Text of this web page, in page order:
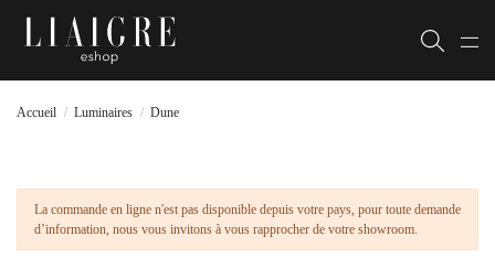
Accueil Luminaires Dune
La commande en ligne n'est pas disponible depuis votre pays, pour toute demande
d’information, nous vous invitons à vous rapprocher de votre showroom.